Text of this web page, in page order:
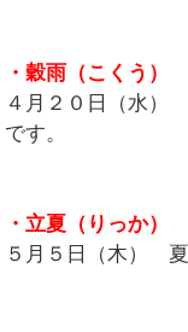
・穀雨（こくう）
４月２０日（水）
です。
・立夏（りっか）
５月５日（木） 夏